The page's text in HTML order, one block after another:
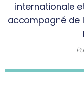
internationale
accompagné de